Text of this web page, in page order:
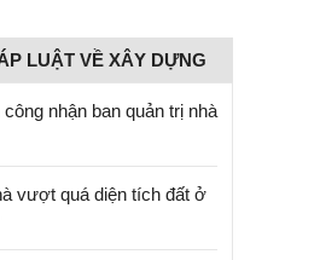
LUẬT VỀ XÂY DỰNG
nhận ban quản trị nhà
vượt quá diện tích đất ở